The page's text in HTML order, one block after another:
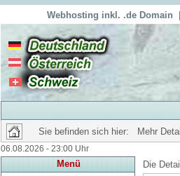
Webhosting inkl. .de Domain
Sie befinden sich hier: Mehr
06.08.2026 - 23:00 Uhr
Menü Die